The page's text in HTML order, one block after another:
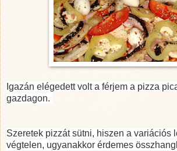
Igazán elégedett volt a férjem a pizza
gazdagon.
Szeretek pizzát sütni, hiszen a variációs
végtelen, ugyanakkor érdemes